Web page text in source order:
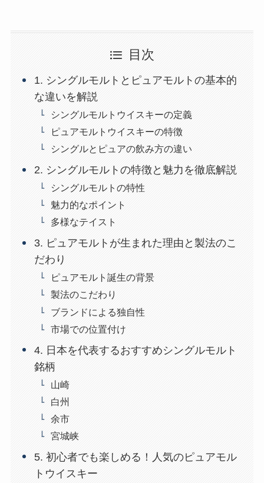
目次
1. シングルモルトとピュアモルトの基本的
な違いを解説
シングルモルトウイスキーの定義
ピュアモルトウイスキーの特徴
シングルとピュアの飲み方の違い
2. シングルモルトの特徴と魅力を徹底解説
シングルモルトの特性
魅力的なポイント
多様なテイスト
3. ピュアモルトが生まれた理由と製法のこ
だわり
ピュアモルト誕生の背景
製法のこだわり
ブランドによる独自性
市場での位置付け
4. 日本を代表するおすすめシングルモルト
銘柄
山崎
白州
余市
宮城峡
5. 初心者でも楽しめる！人気のピュアモル
トウイスキー